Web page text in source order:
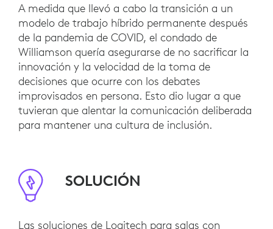
A medida que llevó a cabo la transición a un
modelo de trabajo híbrido permanente después
de la pandemia de COVID, el condado de
Williamson quería asegurarse de no sacrificar la
innovación y la velocidad de la toma de
decisiones que ocurre con los debates
improvisados en persona. Esto dio lugar a que
tuvieran que alentar la comunicación deliberada
para mantener una cultura de inclusión.
SOLUCIÓN
Las soluciones de Logitech para salas con